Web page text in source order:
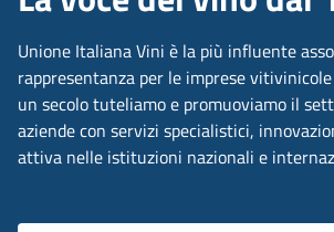
Unione Italiana Vini è la più influente
rappresentanza per le imprese
un secolo tuteliamo e promuoviamo il
aziende con servizi specialistici,
attiva nelle istituzioni nazionali e